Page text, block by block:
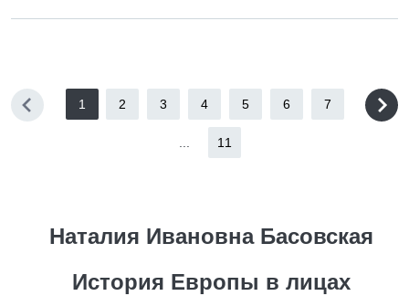
1 2 3 4 5 6 7
11
Наталия Ивановна Басовская
История Европы в лицах